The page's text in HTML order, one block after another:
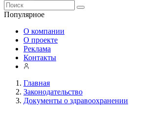
Популярное
О компании
О проекте
Реклама
Контакты
Главная
Законодательство
Документы о здравоохранении